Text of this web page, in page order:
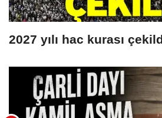
2027 yılı hac kurası